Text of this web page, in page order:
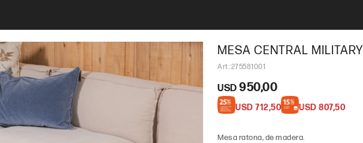
MESA CENTRAL MILITARY
275581001
USD 950,00
USD 712,50 USD 807,50
Mesa ratona, de madera.